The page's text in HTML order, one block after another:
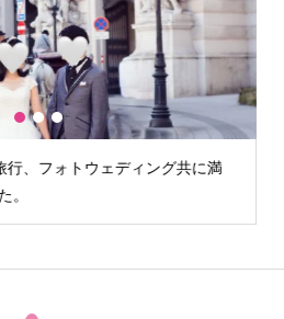
雨の降らない時間を見計らって外
1 2 3